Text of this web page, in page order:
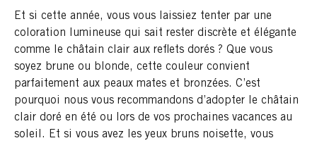
Et si cette année, vous vous laissiez tenter par une
coloration lumineuse qui sait rester discrète et élégante
comme le châtain clair aux reflets dorés ? Que vous
soyez brune ou blonde, cette couleur convient
parfaitement aux peaux mates et bronzées. C’est
pourquoi nous vous recommandons d’adopter le châtain
clair doré en été ou lors de vos prochaines vacances au
soleil. Et si vous avez les yeux bruns noisette, vous